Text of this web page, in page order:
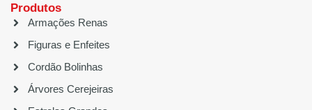
Produtos
Armações Renas
Figuras e Enfeites
Cordão Bolinhas
Árvores Cerejeiras